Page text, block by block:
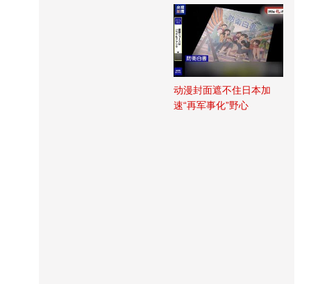
动漫封面遮不住日本加
速“再军事化”野心